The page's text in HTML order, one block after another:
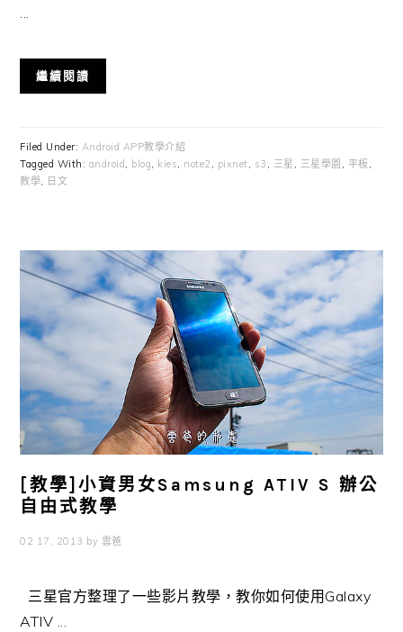
...
繼續閱讀
Filed Under: Android APP教學介紹
Tagged With: android , blog, kies, note2 , pixnet, s3 , 三星 , 三星學園 , 平板 ,
教學, 日文
[教學]小資男女Samsung ATIV S 辦公
自由式教學
02 17, 2013 by 雲爸
三星官方整理了一些影片教學，教你如何使用Galaxy
ATIV ...